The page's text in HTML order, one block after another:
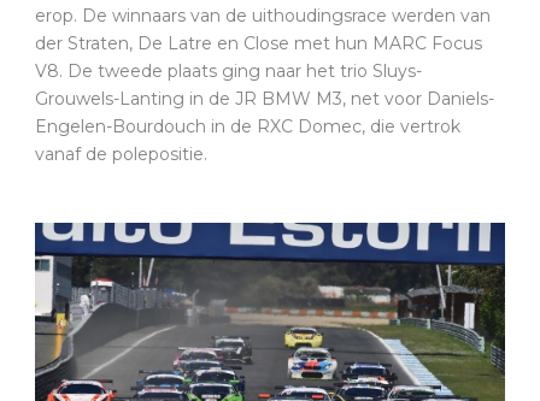
erop. De winnaars van de uithoudingsrace werden van
der Straten, De Latre en Close met hun MARC Focus
V8. De tweede plaats ging naar het trio Sluys-
Grouwels-Lanting in de JR BMW M3, net voor Daniels-
Engelen-Bourdouch in de RXC Domec, die vertrok
vanaf de polepositie.